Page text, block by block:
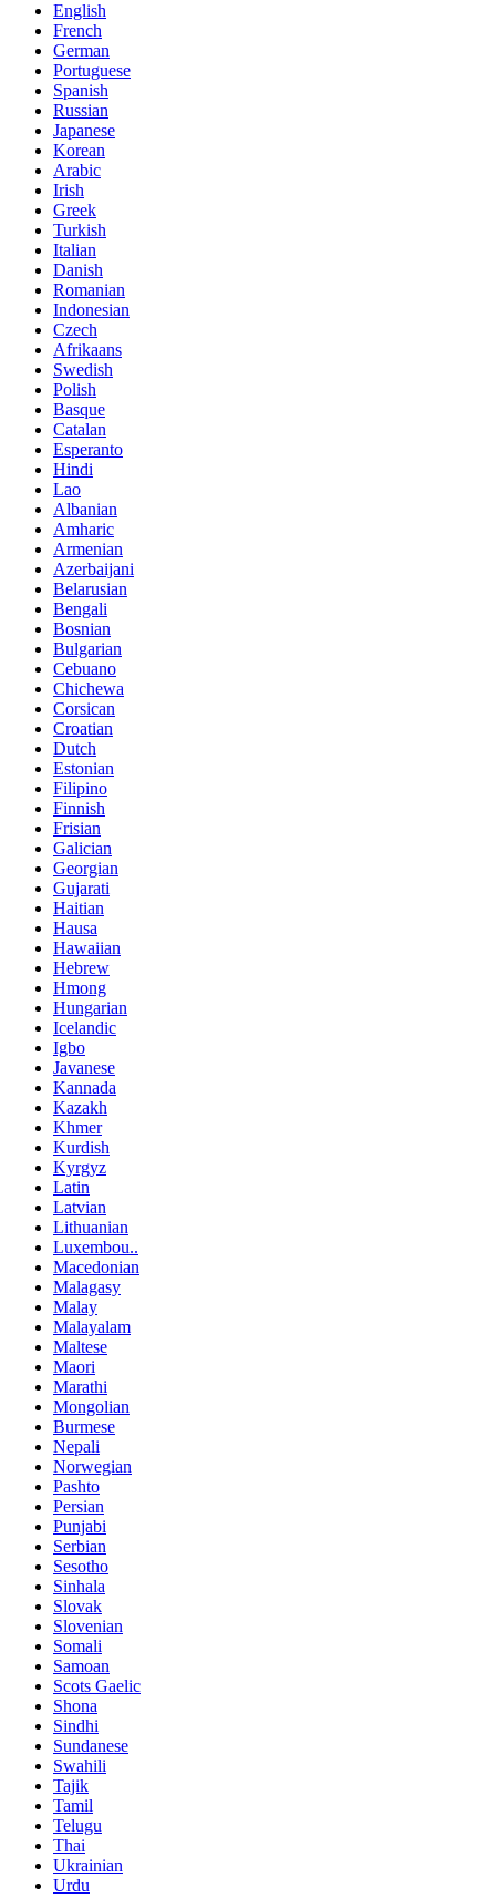
English
French
German
Portuguese
Spanish
Russian
Japanese
Korean
Arabic
Irish
Greek
Turkish
Italian
Danish
Romanian
Indonesian
Czech
Afrikaans
Swedish
Polish
Basque
Catalan
Esperanto
Hindi
Lao
Albanian
Amharic
Armenian
Azerbaijani
Belarusian
Bengali
Bosnian
Bulgarian
Cebuano
Chichewa
Corsican
Croatian
Dutch
Estonian
Filipino
Finnish
Frisian
Galician
Georgian
Gujarati
Haitian
Hausa
Hawaiian
Hebrew
Hmong
Hungarian
Icelandic
Igbo
Javanese
Kannada
Kazakh
Khmer
Kurdish
Kyrgyz
Latin
Latvian
Lithuanian
Luxembou..
Macedonian
Malagasy
Malay
Malayalam
Maltese
Maori
Marathi
Mongolian
Burmese
Nepali
Norwegian
Pashto
Persian
Punjabi
Serbian
Sesotho
Sinhala
Slovak
Slovenian
Somali
Samoan
Scots Gaelic
Shona
Sindhi
Sundanese
Swahili
Tajik
Tamil
Telugu
Thai
Ukrainian
Urdu